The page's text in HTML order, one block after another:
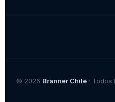
© 2026 Branner Chile ·